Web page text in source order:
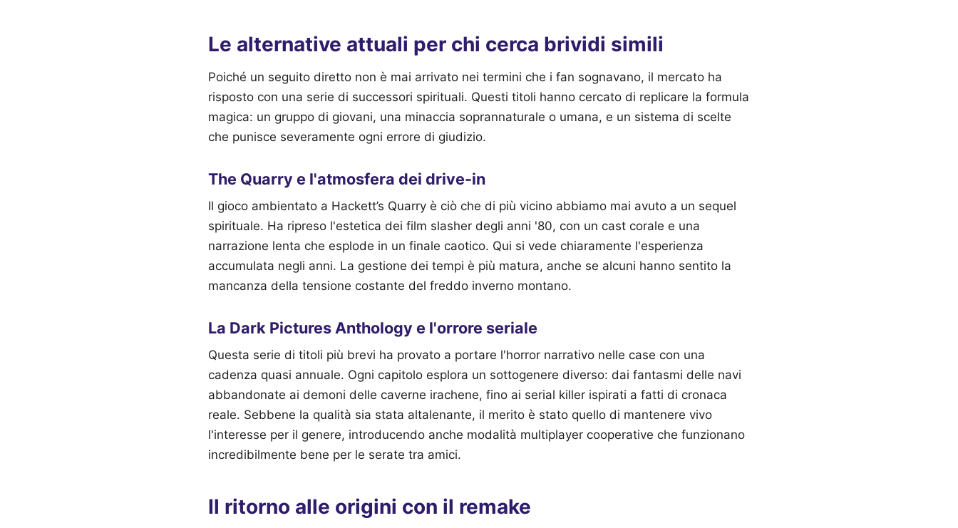
Le alternative attuali per chi cerca brividi simili
Poiché un seguito diretto non è mai arrivato nei termini che i fan sognavano, il mercato ha
risposto con una serie di successori spirituali. Questi titoli hanno cercato di replicare la formula
magica: un gruppo di giovani, una minaccia soprannaturale o umana, e un sistema di scelte
che punisce severamente ogni errore di giudizio.
The Quarry e l'atmosfera dei drive-in
Il gioco ambientato a Hackett’s Quarry è ciò che di più vicino abbiamo mai avuto a un sequel
spirituale. Ha ripreso l'estetica dei film slasher degli anni '80, con un cast corale e una
narrazione lenta che esplode in un finale caotico. Qui si vede chiaramente l'esperienza
accumulata negli anni. La gestione dei tempi è più matura, anche se alcuni hanno sentito la
mancanza della tensione costante del freddo inverno montano.
La Dark Pictures Anthology e l'orrore seriale
Questa serie di titoli più brevi ha provato a portare l'horror narrativo nelle case con una
cadenza quasi annuale. Ogni capitolo esplora un sottogenere diverso: dai fantasmi delle navi
abbandonate ai demoni delle caverne irachene, fino ai serial killer ispirati a fatti di cronaca
reale. Sebbene la qualità sia stata altalenante, il merito è stato quello di mantenere vivo
l'interesse per il genere, introducendo anche modalità multiplayer cooperative che funzionano
incredibilmente bene per le serate tra amici.
Il ritorno alle origini con il remake